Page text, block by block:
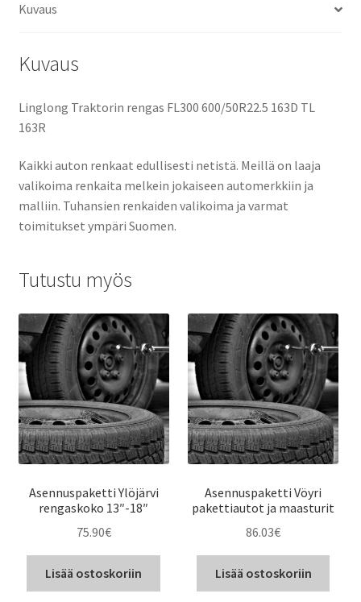
Kuvaus
Kuvaus
Linglong Traktorin rengas FL300 600/50R22.5 163D TL
163R
Kaikki auton renkaat edullisesti netistä. Meillä on laaja
valikoima renkaita melkein jokaiseen automerkkiin ja
malliin. Tuhansien renkaiden valikoima ja varmat
toimitukset ympäri Suomen.
Tutustu myös
Asennuspaketti Ylöjärvi
rengaskoko 13″-18″
75.90€
Lisää ostoskoriin
Asennuspaketti Vöyri
pakettiautot ja maasturit
86.03€
Lisää ostoskoriin